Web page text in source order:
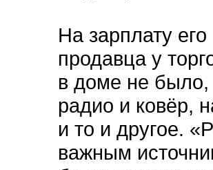
На зарплату
продавца у
в доме не было,
радио и ковёр,
и то и другое.
важным